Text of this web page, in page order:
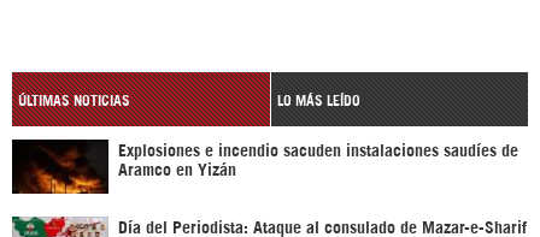
ÚLTIMAS NOTICIAS LO MÁS LEÍDO
Explosiones e incendio sacuden instalaciones saudíes de
Aramco en Yizán
Día del Periodista: Ataque al consulado de Mazar-e-Sharif